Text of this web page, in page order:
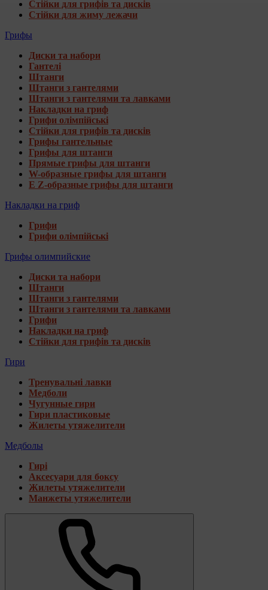
Стійки для грифів та дисків
Стійки для жиму лежачи
Грифы
Диски та набори
Гантелі
Штанги
Штанги з гантелями
Штанги з гантелями та лавками
Накладки на гриф
Грифи олімпійські
Стійки для грифів та дисків
Грифы гантельные
Грифы для штанги
Прямые грифы для штанги
W-образные грифы для штанги
E Z-образные грифы для штанги
Накладки на гриф
Грифи
Грифи олімпійські
Грифы олимпийские
Диски та набори
Штанги
Штанги з гантелями
Штанги з гантелями та лавками
Грифи
Накладки на гриф
Стійки для грифів та дисків
Гири
Тренувальні лавки
Медболи
Чугунные гири
Гири пластиковые
Жилеты утяжелители
Медболы
Гирі
Аксесуари для боксу
Жилеты утяжелители
Манжеты утяжелители